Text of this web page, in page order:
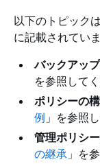
以下のトピック
に記載されていま
バックアッ
を参照してく
ポリシーの
例 」を参照
管理ポリシ
の継承 」を